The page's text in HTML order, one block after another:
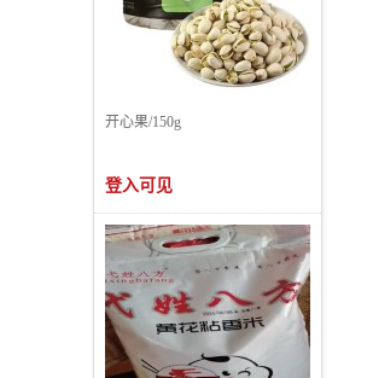
开心果/150g
登入可见